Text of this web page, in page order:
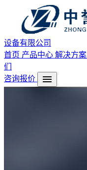
设备有限公司
首页 产品中心 解决方案
们
咨询报价
menu